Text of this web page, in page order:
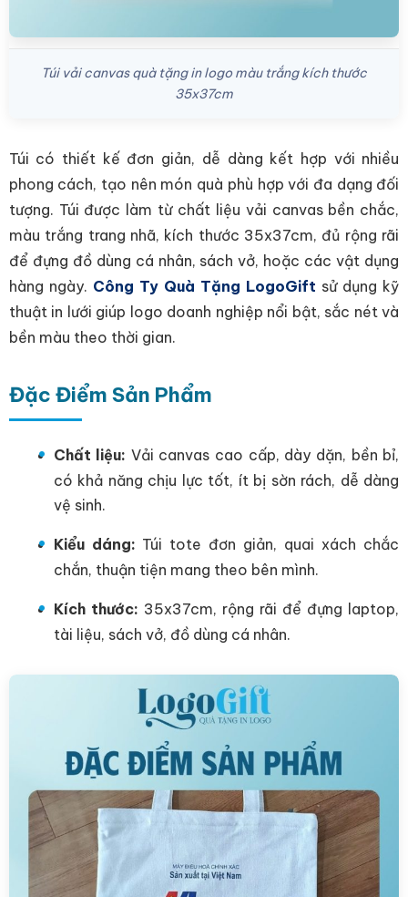
Túi vải canvas quà tặng in logo màu trắng kích thước
35x37cm
Túi có thiết kế đơn giản, dễ dàng kết hợp với nhiều
phong cách, tạo nên món quà phù hợp với đa dạng đối
tượng. Túi được làm từ chất liệu vải canvas bền chắc,
màu trắng trang nhã, kích thước 35x37cm, đủ rộng rãi
để đựng đồ dùng cá nhân, sách vở, hoặc các vật dụng
hàng ngày. Công Ty Quà Tặng LogoGift sử dụng kỹ
thuật in lưới giúp logo doanh nghiệp nổi bật, sắc nét và
bền màu theo thời gian.
Đặc Điểm Sản Phẩm
Chất liệu: Vải canvas cao cấp, dày dặn, bền bỉ,
có khả năng chịu lực tốt, ít bị sờn rách, dễ dàng
vệ sinh.
Kiểu dáng: Túi tote đơn giản, quai xách chắc
chắn, thuận tiện mang theo bên mình.
Kích thước: 35x37cm, rộng rãi để đựng laptop,
tài liệu, sách vở, đồ dùng cá nhân.